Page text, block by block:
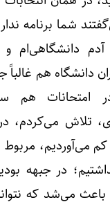
شما برنامه
دانشگاهی‌ام و
دانشگاه هم غالباً
هم
تلاش می‌کردم،
می‌آوردیم، مربوط
در جبهه
می‌شد که